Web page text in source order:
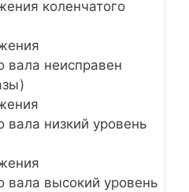
коленчатого
вала неисправен
вала низкий уровень
вала высокий уровень